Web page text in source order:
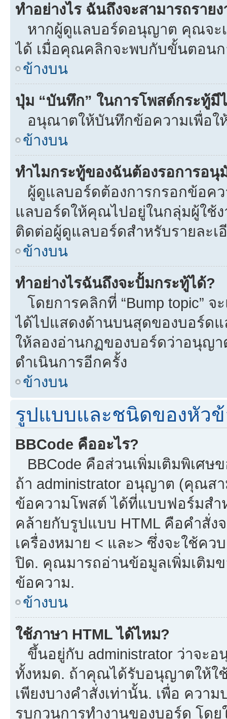
ทำอย่างไร ฉันถึงจะสามารถรา
หากผู้ดูแลบอร์ดอนุญาต คุณจะเ
ได้ เมื่อคุณคลิกจะพบกับขั้นตอนก
ข้างบน
ปุ่ม “บันทึก” ในการโพสต์กระทู้มี
อนุณาตให้บันทึกข้อความเพื่อใ
ข้างบน
ทำไมกระทู้ของฉันต้องรอการอนุ
ผู้ดูแลบอร์ดต้องการกรอกข้อค
แลบอร์ดให้คุณไปอยู่ในกลุ่มผู้ใช้
ติดต่อผู้ดูแลบอร์ดสำหรับรายละเ
ข้างบน
ทำอย่างไรฉันถึงจะปั้มกระทู้ได้?
โดยการคลิกที่ “Bump topic”
ได้ไปแสดงด้านบนสุดของบอร์ด
ให้ลองอ่านกฏของบอร์ดว่าอนุญ
ดำเนินการอีกครั้ง
ข้างบน
รูปแบบและชนิดของหัว
BBCode คืออะไร?
BBCode คือส่วนเพิ่มเติมพิเศษ
ถ้า administrator อนุญาต (คุณส
ข้อความโพสต์ ได้ที่แบบฟอร์มสำ
คล้ายกับรูปแบบ HTML คือคำสั่ง
เครื่องหมาย < และ> ซึ่งจะใช้ค
ปิด. คุณมารถอ่านข้อมูลเพิ่มเติม
ข้อความ.
ข้างบน
ใช้ภาษา HTML ได้ไหม?
ขึ้นอยู่กับ administrator ว่าจะ
ทั้งหมด. ถ้าคุณได้รับอนุญาตให้ใ
เพียงบางคำสั่งเท่านั้น. เพื่อ ควา
รบกวนการทำงานของบอร์ด โด